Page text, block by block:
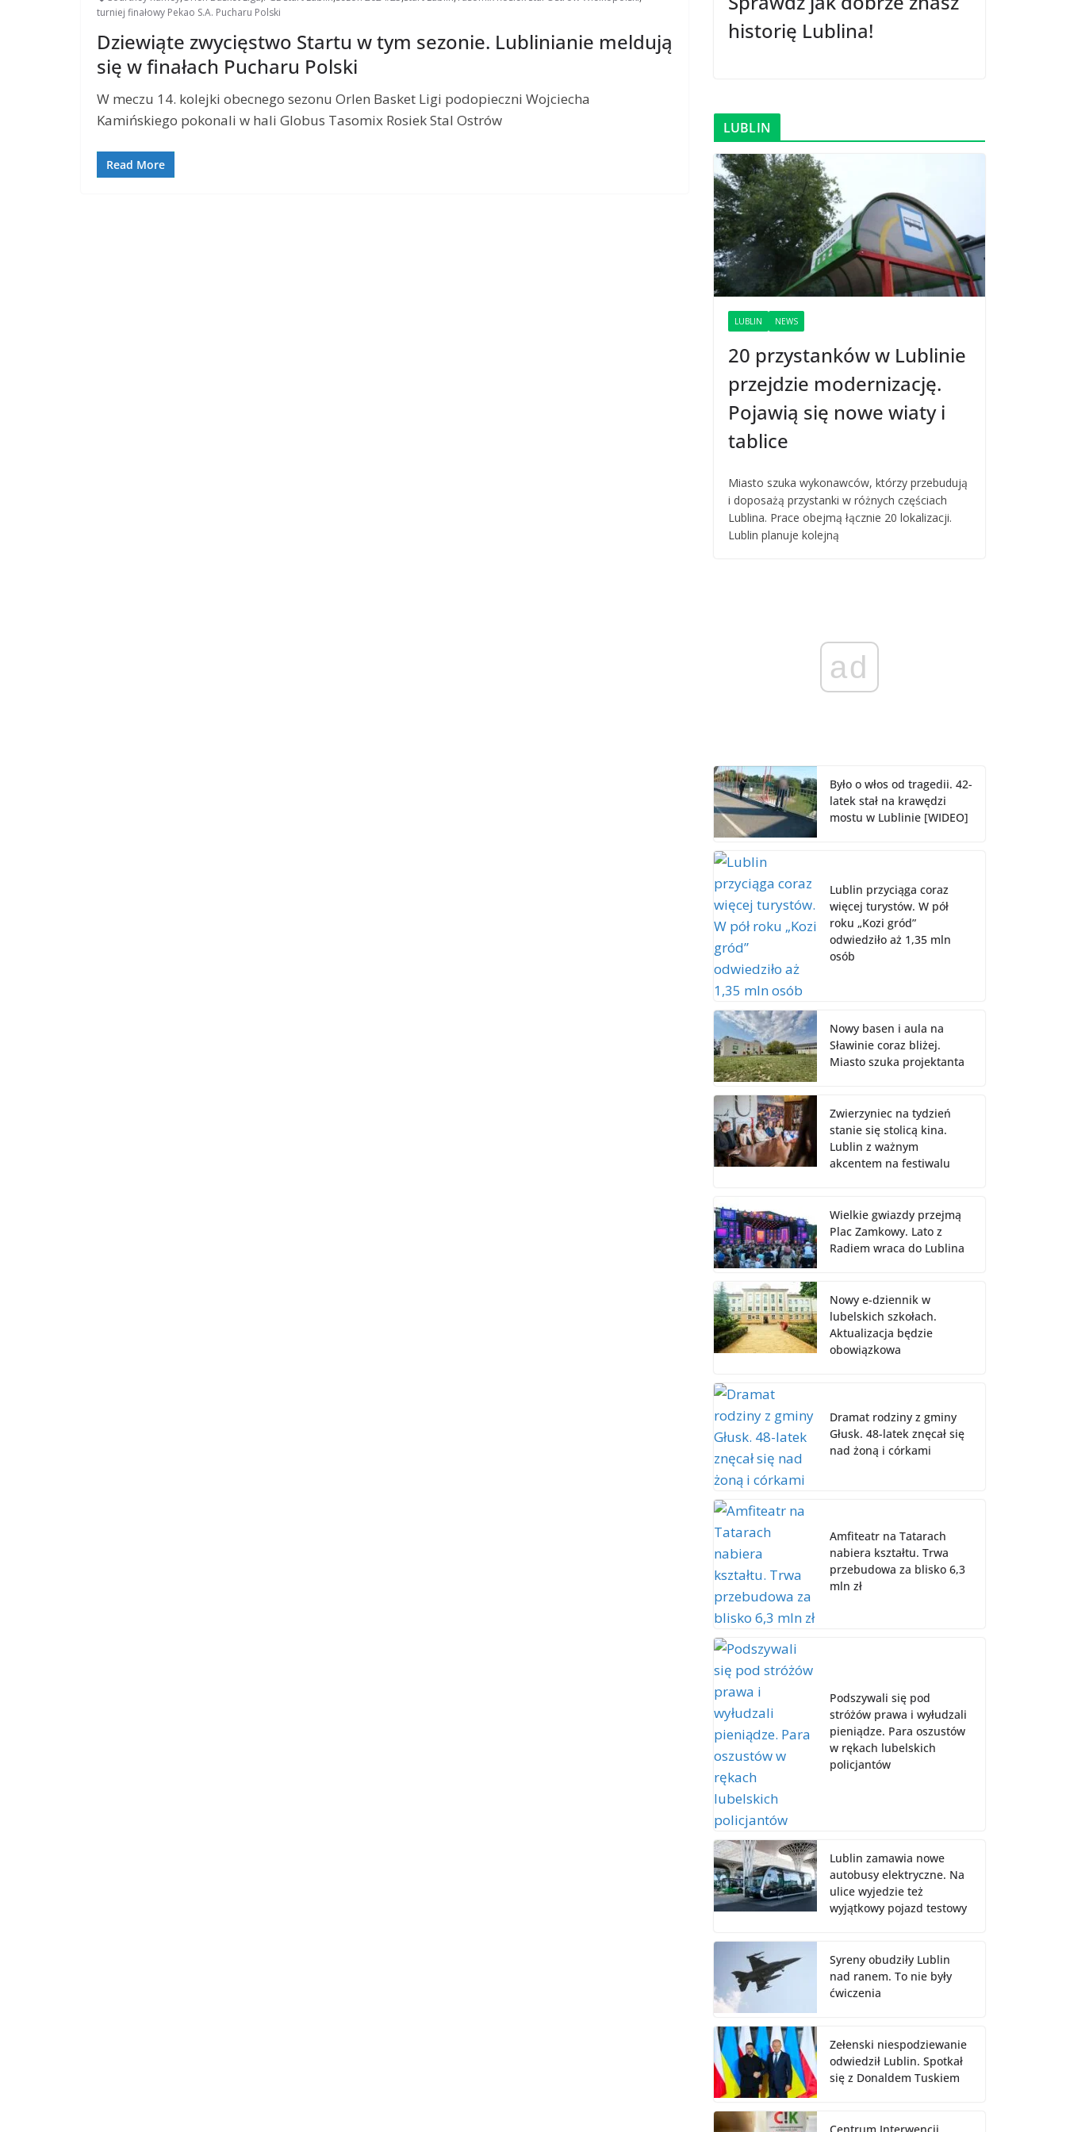
turniej finałowy Pekao S.A. Pucharu Polski
Dziewiąte zwycięstwo Startu w tym sezonie. Lublinianie meldują
się w finałach Pucharu Polski
W meczu 14. kolejki obecnego sezonu Orlen Basket Ligi podopieczni Wojciecha
Kamińskiego pokonali w hali Globus Tasomix Rosiek Stal Ostrów
Read More
historię Lublina!
LUBLIN
LUBLIN NEWS
20 przystanków w Lublinie
przejdzie modernizację.
Pojawią się nowe wiaty i
tablice
Miasto szuka wykonawców, którzy przebudują
i doposażą przystanki w różnych częściach
Lublina. Prace obejmą łącznie 20 lokalizacji.
Lublin planuje kolejną
ad
Było o włos od tragedii. 42-
latek stał na krawędzi
mostu w Lublinie [WIDEO]
Lublin przyciąga coraz
więcej turystów. W pół
roku „Kozi gród”
odwiedziło aż 1,35 mln
osób
Nowy basen i aula na
Sławinie coraz bliżej.
Miasto szuka projektanta
Zwierzyniec na tydzień
stanie się stolicą kina.
Lublin z ważnym
akcentem na festiwalu
Wielkie gwiazdy przejmą
Plac Zamkowy. Lato z
Radiem wraca do Lublina
Nowy e-dziennik w
lubelskich szkołach.
Aktualizacja będzie
obowiązkowa
Dramat rodziny z gminy
Głusk. 48-latek znęcał się
nad żoną i córkami
Amfiteatr na Tatarach
nabiera kształtu. Trwa
przebudowa za blisko 6,3
mln zł
Podszywali się pod
stróżów prawa i wyłudzali
pieniądze. Para oszustów
w rękach lubelskich
policjantów
Lublin zamawia nowe
autobusy elektryczne. Na
ulice wyjedzie też
wyjątkowy pojazd testowy
Syreny obudziły Lublin
nad ranem. To nie były
ćwiczenia
Zełenski niespodziewanie
odwiedził Lublin. Spotkał
się z Donaldem Tuskiem
Centrum Interwencji